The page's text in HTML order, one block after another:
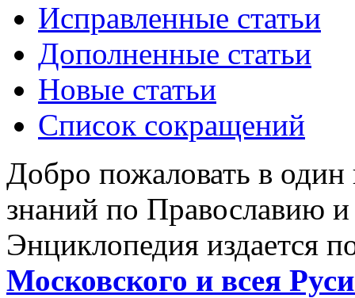
Исправленные статьи
Дополненные статьи
Новые статьи
Список сокращений
Добро пожаловать в
знаний по Православию
Энциклопедия издается
Московского и всея